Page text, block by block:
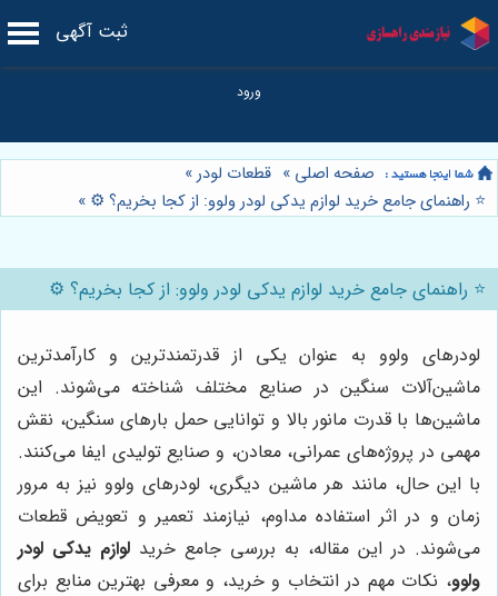
ثبت آگهی
صفحه اصلی » قطعات لودر»
⭐️ راهنمای جامع خرید لوازم یدکی لودر ولوو: از کجا بخریم؟ ⚙️ »
⭐️ راهنمای جامع خرید لوازم یدکی لودر ولوو: از کجا بخریم؟ ⚙️
لودرهای ولوو به عنوان یکی از قدرتمندترین و کارآمدترین
ماشین‌آلات سنگین در صنایع مختلف شناخته می‌شوند. این
ماشین‌ها با قدرت مانور بالا و توانایی حمل بارهای سنگین، نقش
مهمی در پروژه‌های عمرانی، معادن، و صنایع تولیدی ایفا می‌کنند.
با این حال، مانند هر ماشین دیگری، لودرهای ولوو نیز به مرور
زمان و در اثر استفاده مداوم، نیازمند تعمیر و تعویض قطعات
می‌شوند. در این مقاله، به بررسی جامع خرید لوازم یدکی لودر
ولوو، نکات مهم در انتخاب و خرید، و معرفی بهترین منابع برای